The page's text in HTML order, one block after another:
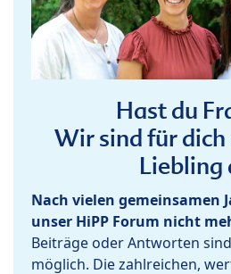
Hast du
Wir sind für dich
Liebling
Nach vielen gemeinsamen
unser HiPP Forum nicht
Beiträge oder Antworten
möglich. Die zahlreichen,